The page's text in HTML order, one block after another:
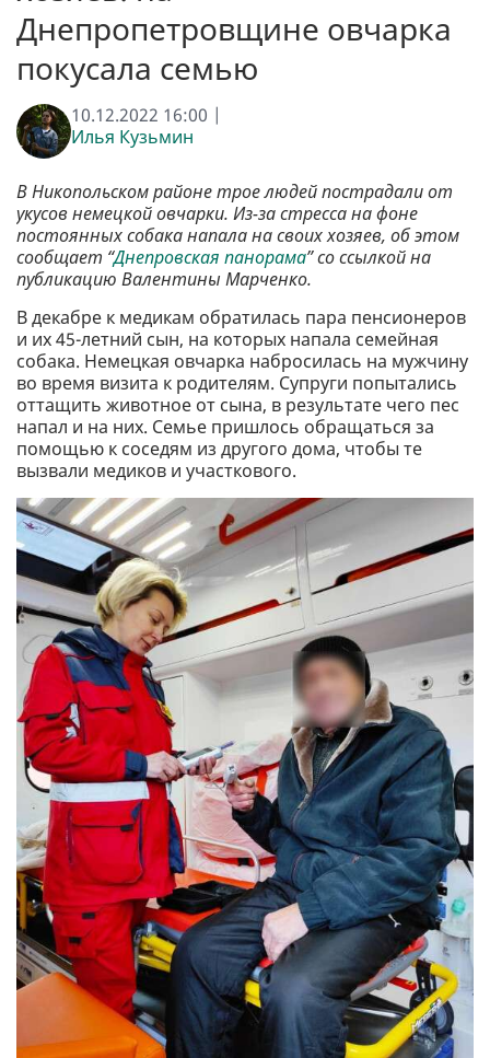
Днепропетровщине овчарка
покусала семью
10.12.2022 16:00 |
Илья Кузьмин
В Никопольском районе трое людей пострадали от
укусов немецкой овчарки. Из-за стресса на фоне
постоянных собака напала на своих хозяев, об этом
сообщает “Днепровская панорама” со ссылкой на
публикацию Валентины Марченко.
В декабре к медикам обратилась пара пенсионеров
и их 45-летний сын, на которых напала семейная
собака. Немецкая овчарка набросилась на мужчину
во время визита к родителям. Супруги попытались
оттащить животное от сына, в результате чего пес
напал и на них. Семье пришлось обращаться за
помощью к соседям из другого дома, чтобы те
вызвали медиков и участкового.